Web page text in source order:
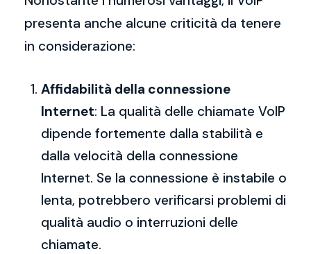
presenta anche alcune criticità da tenere
in considerazione:
Affidabilità della connessione
Internet: La qualità delle chiamate VoIP
dipende fortemente dalla stabilità e
dalla velocità della connessione
Internet. Se la connessione è instabile o
lenta, potrebbero verificarsi problemi di
qualità audio o interruzioni delle
chiamate.